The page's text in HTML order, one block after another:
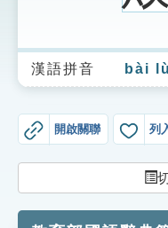
生字詞彙表
成語故事
索引選單
漢語拼音 bài lù
開啟關聯 列